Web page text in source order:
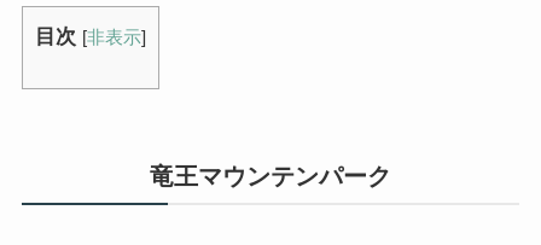
目次 [非表示]
竜王マウンテンパーク